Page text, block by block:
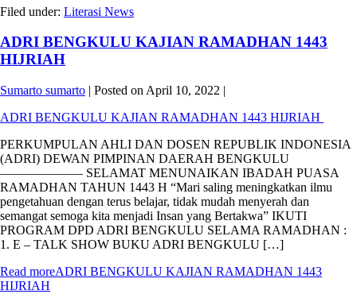
Filed under: Literasi News
ADRI BENGKULU KAJIAN RAMADHAN 1443
HIJRIAH
Sumarto sumarto | Posted on April 10, 2022 |
ADRI BENGKULU KAJIAN RAMADHAN 1443 HIJRIAH
PERKUMPULAN AHLI DAN DOSEN REPUBLIK INDONESIA
(ADRI) DEWAN PIMPINAN DAERAH BENGKULU
——————– SELAMAT MENUNAIKAN IBADAH PUASA
RAMADHAN TAHUN 1443 H “Mari saling meningkatkan ilmu
pengetahuan dengan terus belajar, tidak mudah menyerah dan
semangat semoga kita menjadi Insan yang Bertakwa” IKUTI
PROGRAM DPD ADRI BENGKULU SELAMA RAMADHAN :
1. E – TALK SHOW BUKU ADRI BENGKULU […]
Read moreADRI BENGKULU KAJIAN RAMADHAN 1443
HIJRIAH